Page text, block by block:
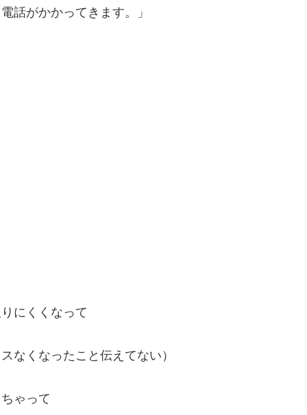
話がかかってきます。」
にくくなって
なくなったこと伝えてない）
ゃって